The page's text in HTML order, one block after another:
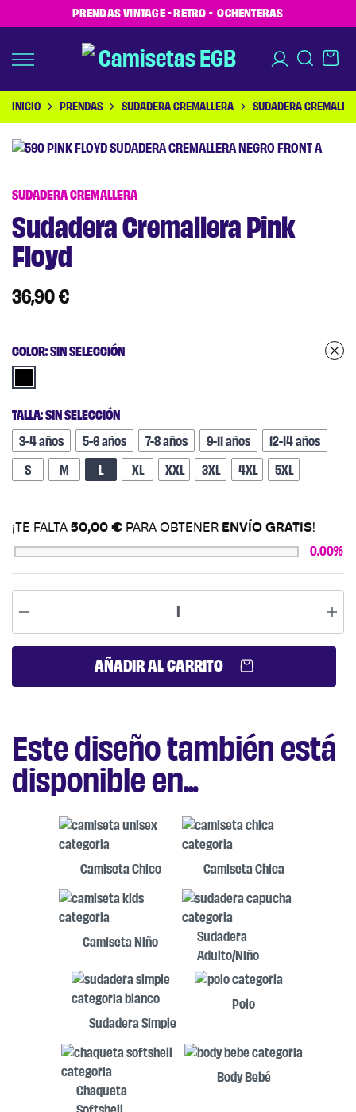
PRENDAS VINTAGE - RETRO - OCHENTERAS
INICIO PRENDAS SUDADERA CREMALLERA SUDADERA
SUDADERA CREMALLERA
Sudadera Cremallera Pink
Floyd
36,90 €
COLOR: SIN SELECCIÓN
TALLA: SIN SELECCIÓN
3-4 años 5-6 años 7-8 años 9-11 años 12-14 años
S M L XL XXL +1,00 €3XL +1,00 €4XL +1,00 €5XL +1,00 €
¡TE FALTA 50,00 € PARA OBTENER ENVÍO GRATIS!
0.00%
AÑADIR AL CARRITO
Este diseño también está
disponible en...
Camiseta Chico Camiseta Chica
Camiseta Niño
Sudadera
Adulto/Niño
Sudadera Simple
Polo
Chaqueta
Body Bebé